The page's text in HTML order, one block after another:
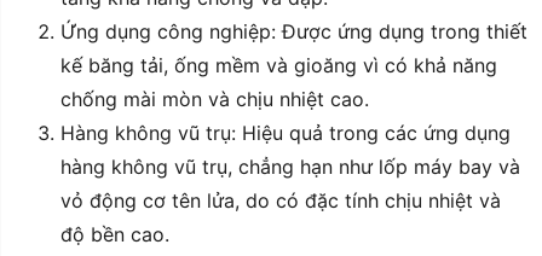
Ứng dụng công nghiệp: Được ứng dụng trong thiết
kế băng tải, ống mềm và gioăng vì có khả năng
chống mài mòn và chịu nhiệt cao.
Hàng không vũ trụ: Hiệu quả trong các ứng dụng
hàng không vũ trụ, chẳng hạn như lốp máy bay và
vỏ động cơ tên lửa, do có đặc tính chịu nhiệt và
độ bền cao.